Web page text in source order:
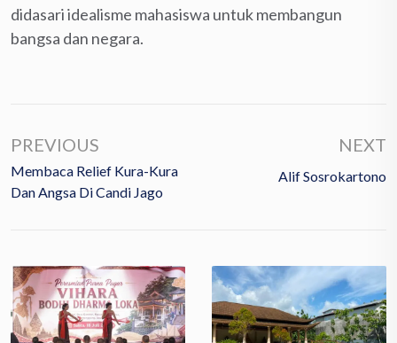
didasari idealisme mahasiswa untuk membangun
bangsa dan negara.
PREVIOUS
Membaca Relief Kura-Kura
Dan Angsa Di Candi Jago
NEXT
Alif Sosrokartono